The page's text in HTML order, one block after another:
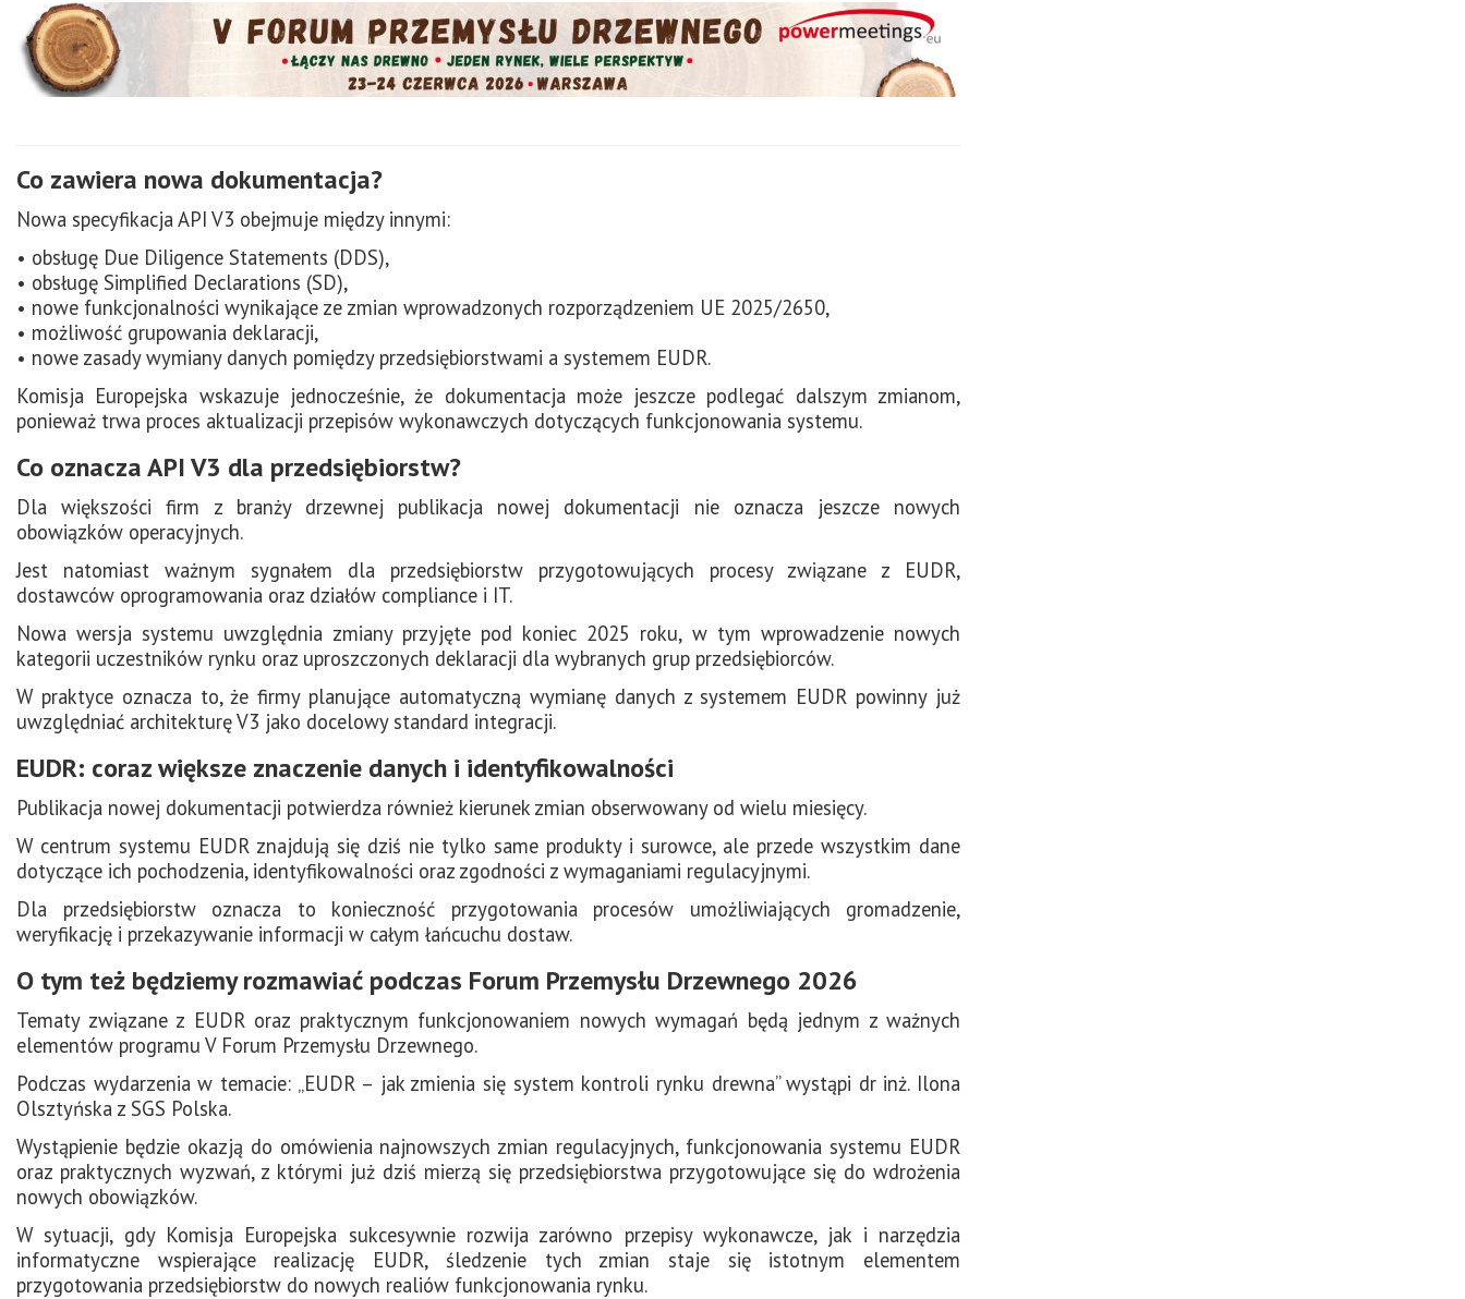
Co zawiera nowa dokumentacja?
Nowa specyfikacja API V3 obejmuje między innymi:
• obsługę Due Diligence Statements (DDS),
• obsługę Simplified Declarations (SD),
• nowe funkcjonalności wynikające ze zmian wprowadzonych rozporządzeniem UE 2025/2650,
• możliwość grupowania deklaracji,
• nowe zasady wymiany danych pomiędzy przedsiębiorstwami a systemem EUDR.
Komisja Europejska wskazuje jednocześnie, że dokumentacja może jeszcze podlegać dalszym zmianom,
ponieważ trwa proces aktualizacji przepisów wykonawczych dotyczących funkcjonowania systemu.
Co oznacza API V3 dla przedsiębiorstw?
Dla większości firm z branży drzewnej publikacja nowej dokumentacji nie oznacza jeszcze nowych
obowiązków operacyjnych.
Jest natomiast ważnym sygnałem dla przedsiębiorstw przygotowujących procesy związane z EUDR,
dostawców oprogramowania oraz działów compliance i IT.
Nowa wersja systemu uwzględnia zmiany przyjęte pod koniec 2025 roku, w tym wprowadzenie nowych
kategorii uczestników rynku oraz uproszczonych deklaracji dla wybranych grup przedsiębiorców.
W praktyce oznacza to, że firmy planujące automatyczną wymianę danych z systemem EUDR powinny już
uwzględniać architekturę V3 jako docelowy standard integracji.
EUDR: coraz większe znaczenie danych i identyfikowalności
Publikacja nowej dokumentacji potwierdza również kierunek zmian obserwowany od wielu miesięcy.
W centrum systemu EUDR znajdują się dziś nie tylko same produkty i surowce, ale przede wszystkim dane
dotyczące ich pochodzenia, identyfikowalności oraz zgodności z wymaganiami regulacyjnymi.
Dla przedsiębiorstw oznacza to konieczność przygotowania procesów umożliwiających gromadzenie,
weryfikację i przekazywanie informacji w całym łańcuchu dostaw.
O tym też będziemy rozmawiać podczas Forum Przemysłu Drzewnego 2026
Tematy związane z EUDR oraz praktycznym funkcjonowaniem nowych wymagań będą jednym z ważnych
elementów programu V Forum Przemysłu Drzewnego.
Podczas wydarzenia w temacie: „EUDR – jak zmienia się system kontroli rynku drewna” wystąpi dr inż. Ilona
Olsztyńska z SGS Polska.
Wystąpienie będzie okazją do omówienia najnowszych zmian regulacyjnych, funkcjonowania systemu EUDR
oraz praktycznych wyzwań, z którymi już dziś mierzą się przedsiębiorstwa przygotowujące się do wdrożenia
nowych obowiązków.
W sytuacji, gdy Komisja Europejska sukcesywnie rozwija zarówno przepisy wykonawcze, jak i narzędzia
informatyczne wspierające realizację EUDR, śledzenie tych zmian staje się istotnym elementem
przygotowania przedsiębiorstw do nowych realiów funkcjonowania rynku.